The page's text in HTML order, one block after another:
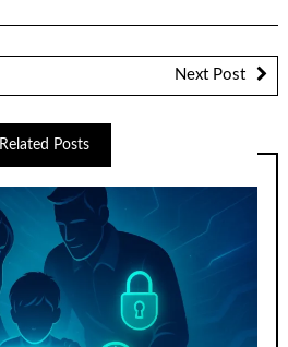
Next Post
Related Posts